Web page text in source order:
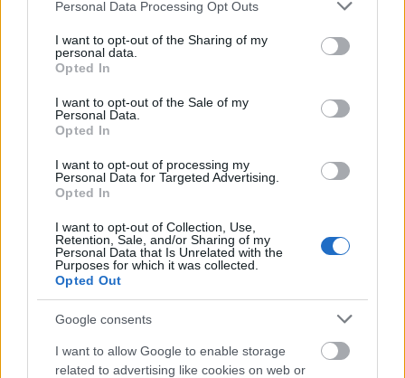
not limited to your visit or usage behaviour. You may click to
grant or deny consent to Google and its third-party tags to
use your data for below specified purposes in below Google
consent section.
Personal Data Processing Opt Outs
I want to opt-out of the Sharing of my
personal data.
Opted In
I want to opt-out of the Sale of my
Personal Data.
Opted In
I want to opt-out of processing my
Personal Data for Targeted Advertising.
Opted In
I want to opt-out of Collection, Use,
Retention, Sale, and/or Sharing of my
Personal Data that Is Unrelated with the
Purposes for which it was collected.
Opted Out
Google consents
I want to allow Google to enable storage
related to advertising like cookies on web or
nőies báli ruhákkal ellentétben. A meleg színű ruha
ráncolásokkal, illetve a látványos Lorraine Schwartz
gyémánt kiegészítőknek köszönhetően Selena
Megosztás
Messengeren
Itt állíthatod be, hogy a Google
keresőben könnyebben megtaláld a
glamour.hu cikkeit